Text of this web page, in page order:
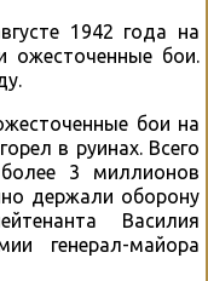
1942 года на
ожесточенные бои.
бои на
в руинах. Всего
3 миллионов
держали оборону
Василия
генерал-майора